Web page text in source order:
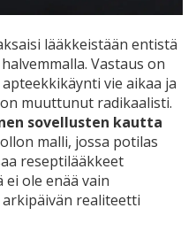
lääkkeistään entistä
Vastaus on
vie aikaa ja
muuttunut radikaalisti.
sovellusten kautta
malli, jossa potilas
reseptilääkkeet
ei ole enää vain
realiteetti